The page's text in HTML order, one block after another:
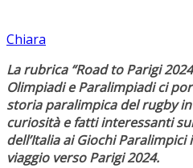
Chiara
La rubrica “Road to Parigi
Olimpiadi e Paralimpiadi ci
storia paralimpica del rugby
curiosità e fatti interessanti
dell’Italia ai Giochi
viaggio verso Parigi 2024.